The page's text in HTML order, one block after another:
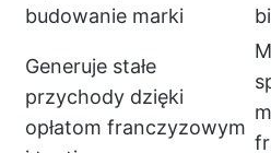
budowanie marki
Generuje stałe
przychody dzięki
opłatom franczyzowym